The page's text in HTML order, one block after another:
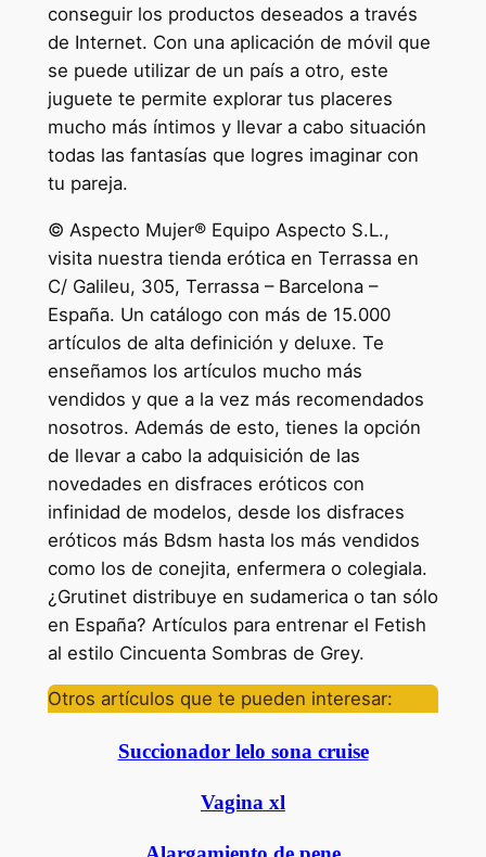
conseguir los productos deseados a través
de Internet. Con una aplicación de móvil que
se puede utilizar de un país a otro, este
juguete te permite explorar tus placeres
mucho más íntimos y llevar a cabo situación
todas las fantasías que logres imaginar con
tu pareja.
© Aspecto Mujer® Equipo Aspecto S.L.,
visita nuestra tienda erótica en Terrassa en
C/ Galileu, 305, Terrassa – Barcelona –
España. Un catálogo con más de 15.000
artículos de alta definición y deluxe. Te
enseñamos los artículos mucho más
vendidos y que a la vez más recomendados
nosotros. Además de esto, tienes la opción
de llevar a cabo la adquisición de las
novedades en disfraces eróticos con
infinidad de modelos, desde los disfraces
eróticos más Bdsm hasta los más vendidos
como los de conejita, enfermera o colegiala.
¿Grutinet distribuye en sudamerica o tan sólo
en España? Artículos para entrenar el Fetish
al estilo Cincuenta Sombras de Grey.
Otros artículos que te pueden interesar:
Succionador lelo sona cruise
Vagina xl